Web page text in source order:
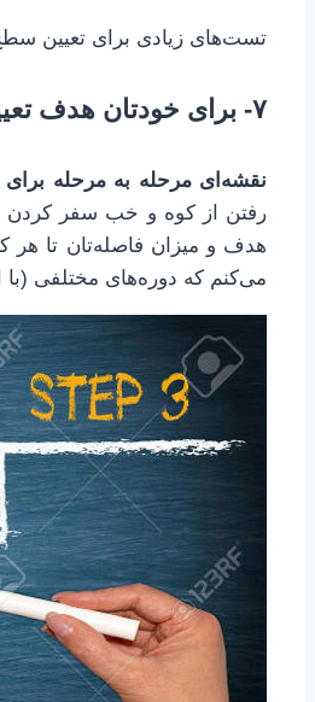
تست‌های زیادی برای تعیین
۷- برای خودتان هدف تعیین کنید
نقشه‌ای مرحله به مرحله برای
رفتن از کوه و خب سفر کردن
هدف و میزان فاصله‌تان تا هر
می‌کنم که دوره‌های مختلفی (با